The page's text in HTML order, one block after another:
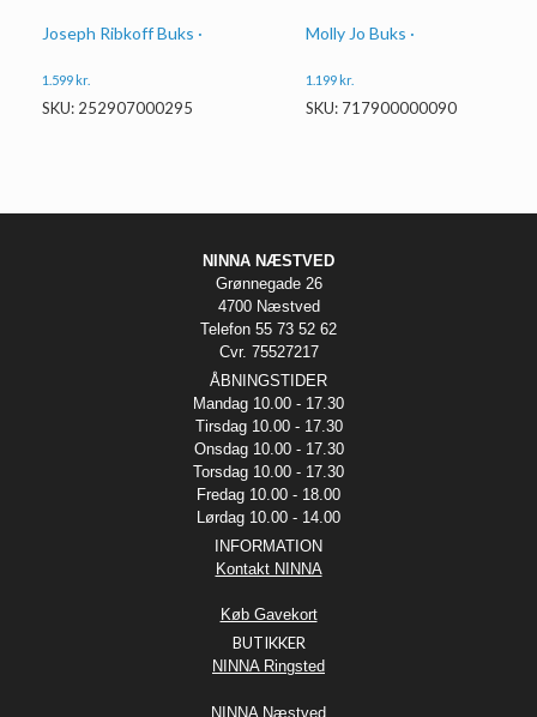
Joseph Ribkoff Buks ·
1.599kr.
SKU: 252907000295
Molly Jo Buks ·
1.199 kr.
SKU: 717900000090
NINNA NÆSTVED
Grønnegade 26
4700 Næstved
Telefon 55 73 52 62
Cvr. 75527217
ÅBNINGSTIDER
Mandag 10.00 - 17.30
Tirsdag 10.00 - 17.30
Onsdag 10.00 - 17.30
Torsdag 10.00 - 17.30
Fredag 10.00 - 18.00
Lørdag 10.00 - 14.00
INFORMATION
Kontakt NINNA
Køb Gavekort
BUTIKKER
NINNA Ringsted
NINNA Næstved